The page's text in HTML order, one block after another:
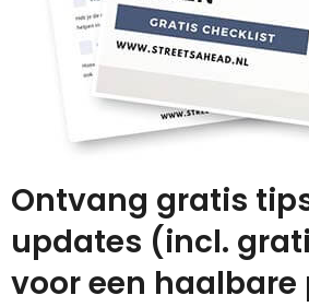
Ontvang gratis
updates (incl.
voor een